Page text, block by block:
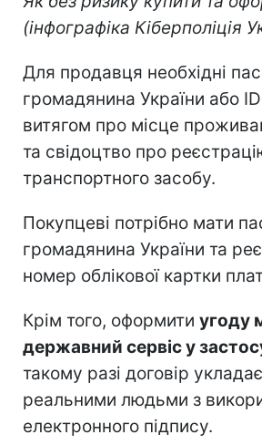
(інфографіка Кіберполіція
Для продавця необхідні
громадянина України або
витягом про місце
та свідоцтво про
транспортного засобу.
Покупцеві потрібно мати
громадянина України та
номер облікової картки
Крім того, оформити угоду
державний сервіс у
такому разі договір
реальними людьми з
електронного підпису.